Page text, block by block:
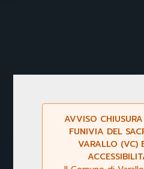
AVVISO
FUNIVIA DEL
VARALLO (VC)